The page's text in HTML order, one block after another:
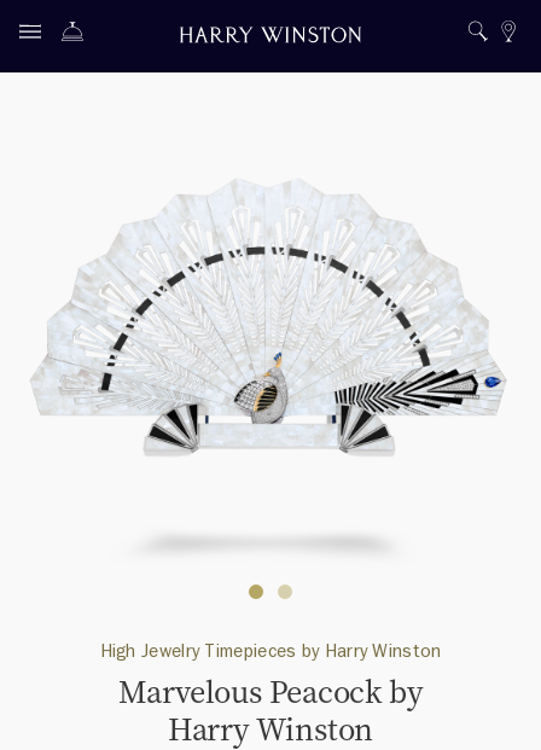
High Jewelry Timepieces by Harry Winston
Marvelous Peacock by
Harry Winston